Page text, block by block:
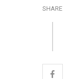
SHARE